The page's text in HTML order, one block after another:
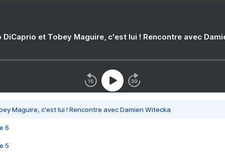
DiCaprio et Tobey Maguire, c'est lui ! Rencontre avec
Maguire, c'est lui ! Rencontre avec Damien Witecka
6
5